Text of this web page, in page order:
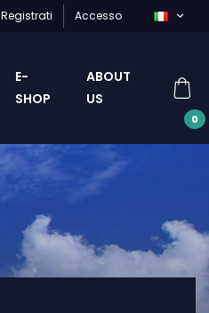
Registrati Accesso
E-
SHOP
ABOUT
US
0